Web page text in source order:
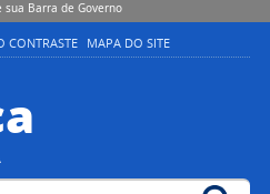
sua Barra de Governo
CONTRASTE MAPA DO SITE